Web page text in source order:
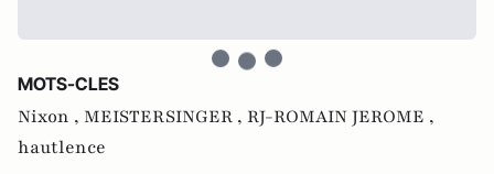
MOTS-CLES
Nixon , MEISTERSINGER , RJ-ROMAIN JEROME ,
hautlence